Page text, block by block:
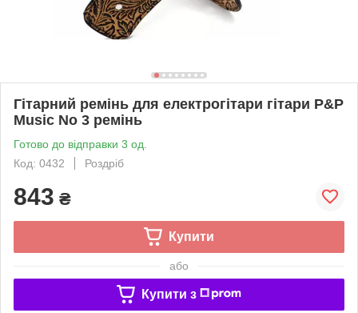
Гітарний ремінь для електрогітари гітари P&P
Music No 3 ремінь
Готово до відправки 3 од.
Код: 0432
Роздріб
843 ₴
Купити
або
Купити з